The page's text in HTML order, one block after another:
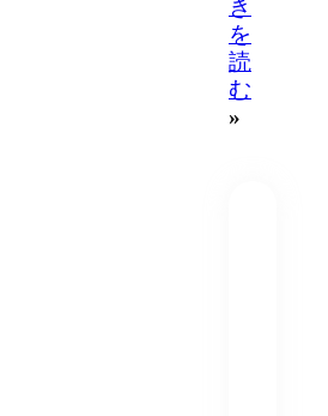
き
を
読
む
»